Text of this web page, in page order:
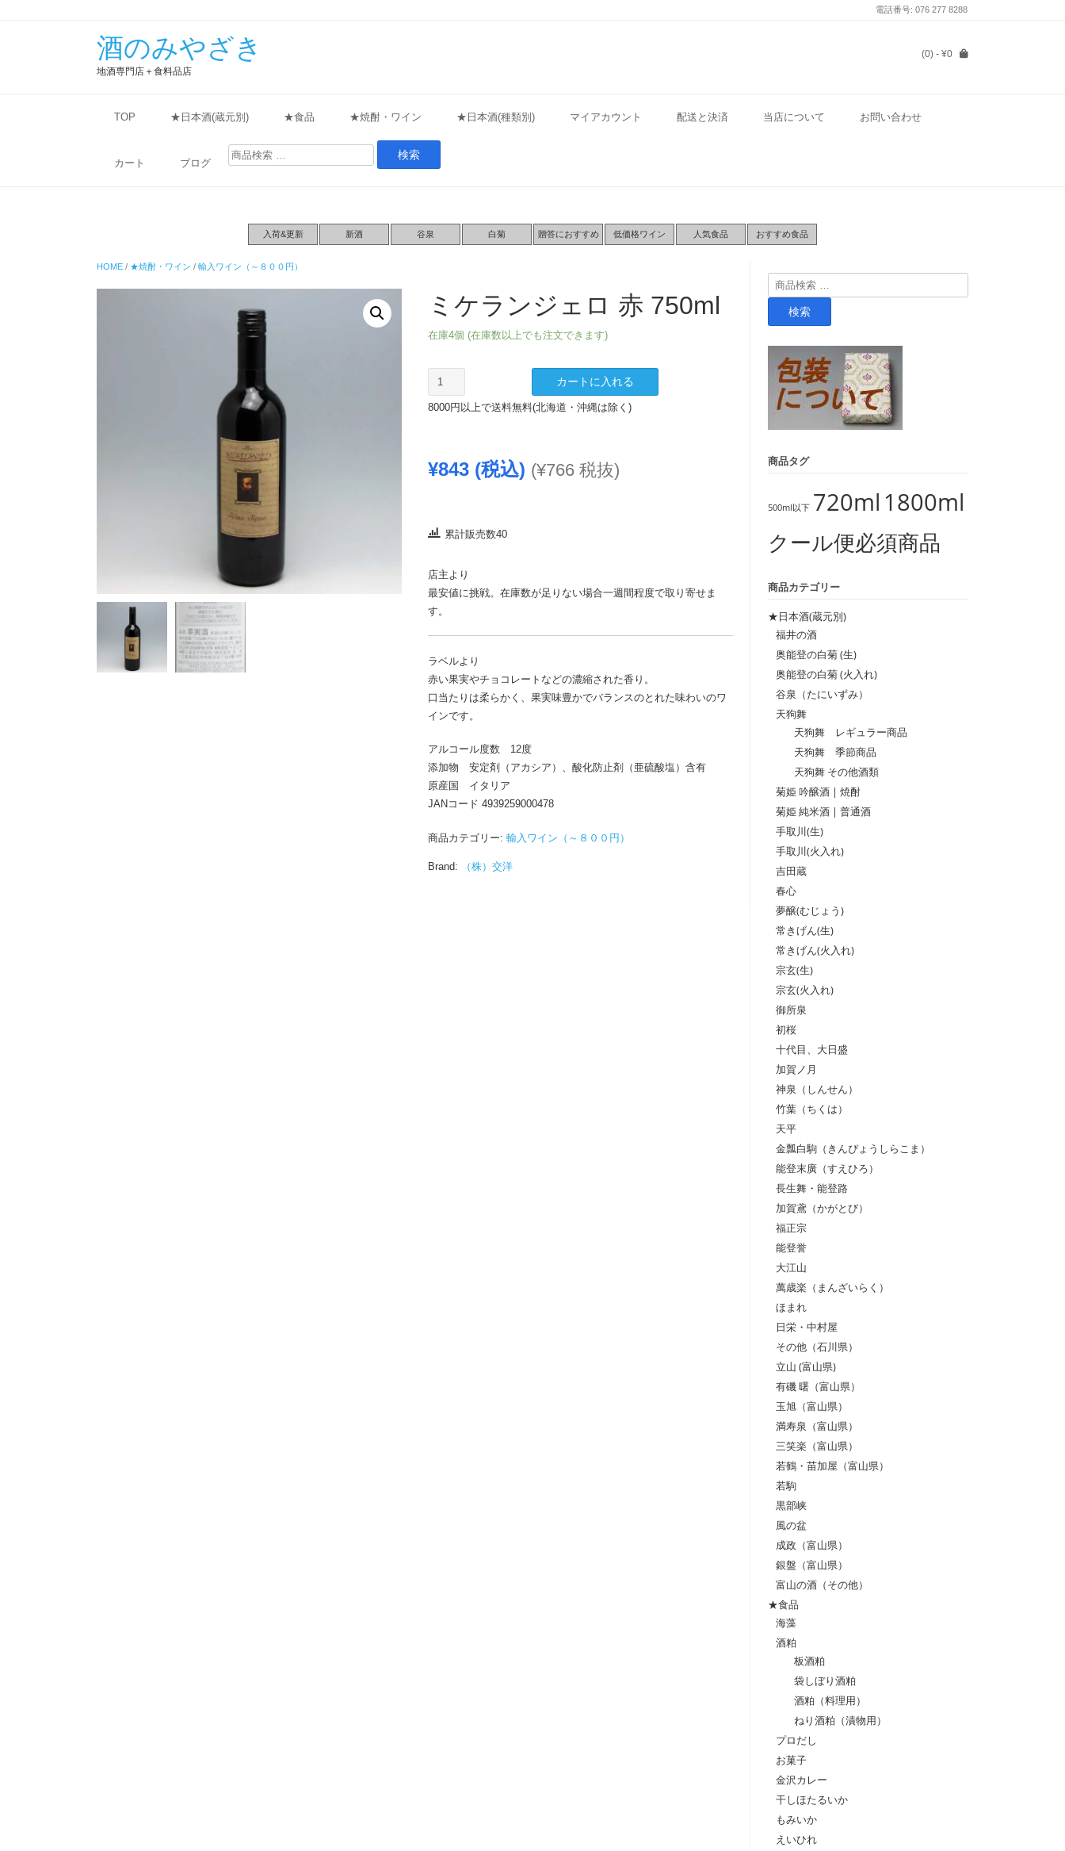
電話番号: 076 277 8288
酒のみやざき
地酒専門店＋食料品店
(0) - ¥0
TOP ★日本酒(蔵元別) ★食品 ★焼酎・ワイン ★日本酒(種類別) マイアカウント 配送と決済 当店について お問い合わせ
カート ブログ
検
索
入荷&更新 新酒 谷泉 白菊 贈答におすすめ 低価格ワイン 人気食品 おすすめ食品
HOME / ★焼酎・ワイン / 輸入ワイン（～８００円）
ミケランジェロ 赤 750ml
在庫4個 (在庫数以上でも注文できます)
ケ
ラ
ェ
個
カートに入れる
8000円以上で送料無料(北海道・沖縄は除く)
¥843(税込) (¥766税抜)
累計販売数40
店主より
最安値に挑戦。在庫数が足りない場合一週間程度で取り寄せま
す。
ラベルより
赤い果実やチョコレートなどの濃縮された香り。
口当たりは柔らかく、果実味豊かでバランスのとれた味わいのワ
インです。
アルコール度数 12度
添加物 安定剤（アカシア）、酸化防止剤（亜硫酸塩）含有
原産国 イタリア
JANコード 4939259000478
商品カテゴリー: 輸入ワイン（～８００円）
Brand: （株）交洋
検
索
検索
商品タグ
500ml以下 720ml 1800ml
クール便必須商品
商品カテゴリー
★日本酒(蔵元別)
福井の酒
奥能登の白菊 (生)
奥能登の白菊 (火入れ)
谷泉（たにいずみ）
天狗舞
天狗舞 レギュラー商品
天狗舞 季節商品
天狗舞 その他酒類
菊姫 吟醸酒 | 焼酎
菊姫 純米酒 | 普通酒
手取川(生)
手取川(火入れ)
吉田蔵
春心
夢醸(むじょう)
常きげん(生)
常きげん(火入れ)
宗玄(生)
宗玄(火入れ)
御所泉
初桜
十代目、大日盛
加賀ノ月
神泉（しんせん）
竹葉（ちくは）
天平
金瓢白駒（きんぴょうしらこま）
能登末廣（すえひろ）
長生舞・能登路
加賀鳶（かがとび）
福正宗
能登誉
大江山
萬歳楽（まんざいらく）
ほまれ
日栄・中村屋
その他（石川県）
立山 (富山県)
有磯 曙（富山県）
玉旭（富山県）
満寿泉（富山県）
三笑楽（富山県）
若鶴・苗加屋（富山県）
若駒
黒部峡
風の盆
成政（富山県）
銀盤（富山県）
富山の酒（その他）
★食品
海藻
酒粕
板酒粕
袋しぼり酒粕
酒粕（料理用）
ねり酒粕（漬物用）
プロだし
お菓子
金沢カレー
干しほたるいか
もみいか
えいひれ